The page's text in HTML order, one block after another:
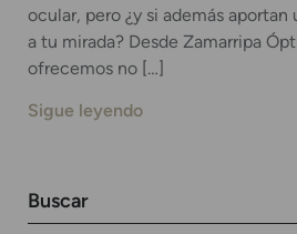
ocular, pero ¿y si además aportan
a tu mirada? Desde Zamarripa
ofrecemos no […]
Sigue leyendo
Buscar